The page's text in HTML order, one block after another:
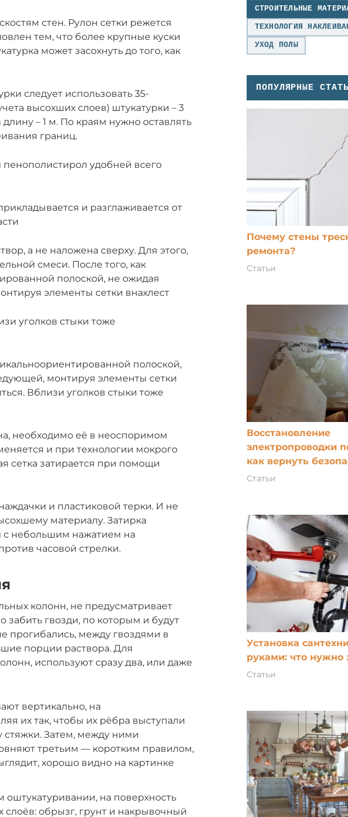
стен. Рулон сетки режется
тем, что более крупные куски
может засохнуть до того, как
следует использовать 35-
высохших слоев) штукатурки – 3
– 1 м. По краям нужно оставлять
границ.
удобней всего
и разглаживается от
а не наложена сверху. Для этого,
смеси. После того, как
полоской, не ожидая
элементы сетки внахлест
уголков стыки тоже
полоской,
монтируя элементы сетки
Вблизи уголков стыки тоже
необходимо её в неоспоримом
и при технологии мокрого
сетка затирается при помощи
и пластиковой терки. И не
материалу. Затирка
небольшим нажатием на
часовой стрелки.
колонн, не предусматривает
забить гвозди, по которым и будут
прогибались, между гвоздями в
порции раствора. Для
используют сразу два, или даже
вертикально, на
их так, чтобы их рёбра выступали
стяжки. Затем, между ними
третьим — коротким правилом,
хорошо видно на картинке
на поверхность
обрызг, грунт и накрывочный
СТРОИТЕЛЬНЫЕ
ТЕХНОЛОГИЯ
УХОД ПОЛЫ
ПОПУЛЯРНЫЕ
Почему стены
ремонта?
Статьи
Восстановление
электропроводки
как вернуть
Статьи
Установка
руками: что нужно
Статьи